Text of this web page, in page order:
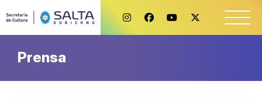
Prensa